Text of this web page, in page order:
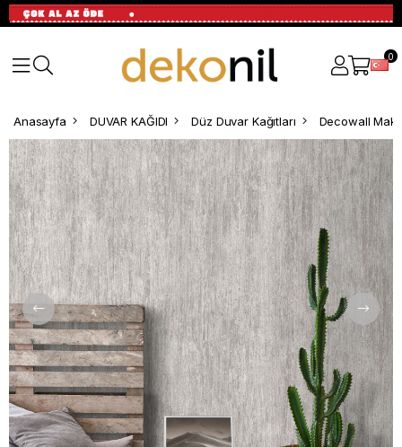
0
Anasayfa DUVAR KAĞIDI Düz Duvar Kağıtları Decowall Maki